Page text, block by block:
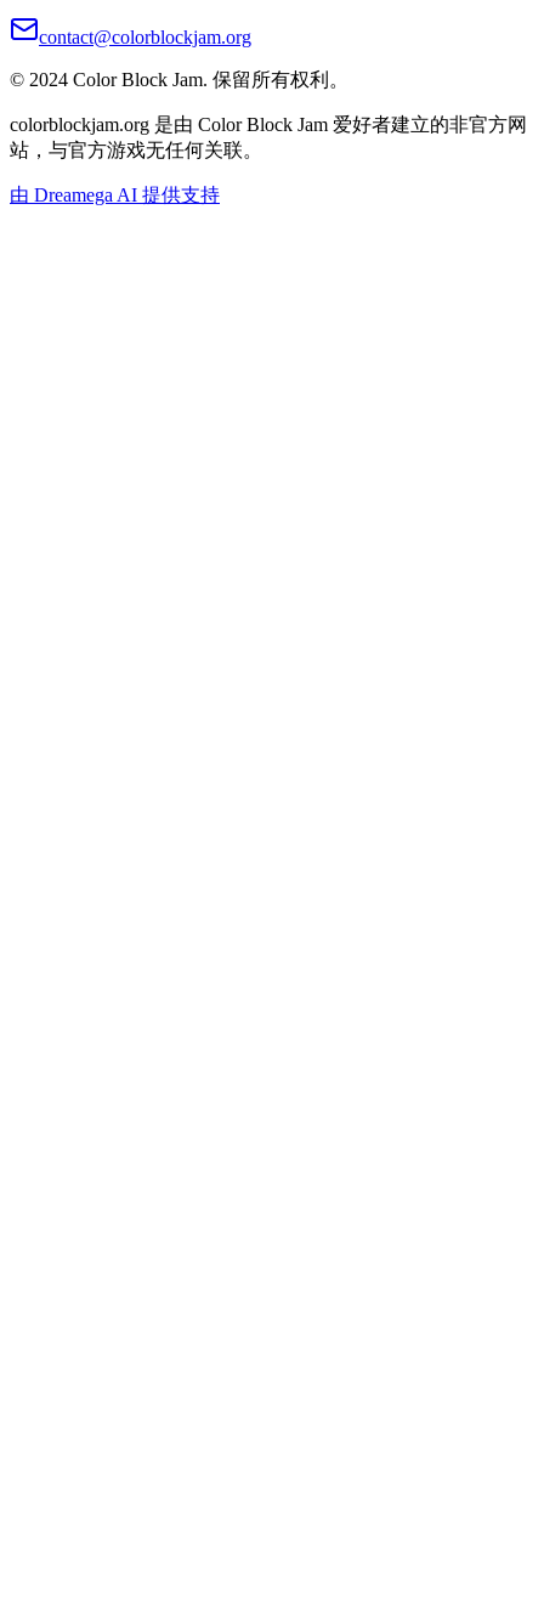
contact@colorblockjam.org
© 2024 Color Block Jam. 保留所有权利。
colorblockjam.org 是由 Color Block Jam 爱好者建立的非官方网
站，与官方游戏无任何关联。
由 Dreamega AI 提供支持